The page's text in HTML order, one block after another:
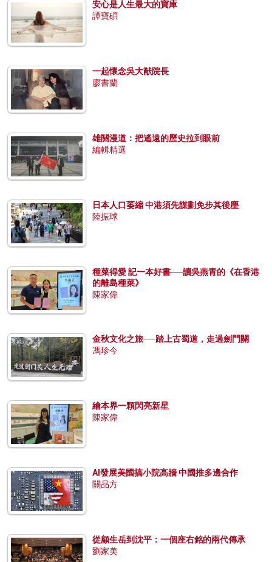
安心是人生最大的寶庫
譚寶碩
一起懷念吳大猷院長
廖書蘭
雄關漫道：把遙遠的歷史拉到眼前
編輯精選
日本人口萎縮 中港須先謀劃免步其後塵
陸振球
種菜得愛 記一本好書──讀吳燕青的《在香港
的離島種菜》
陳家偉
金秋文化之旅──踏上古蜀道，走過劍門關
馮珍今
繪本界一顆閃亮新星
陳家偉
AI發展美國搞小院高牆 中國推多邊合作
關品方
從顧生岳到沈平：一個座右銘的兩代傳承
劉家美